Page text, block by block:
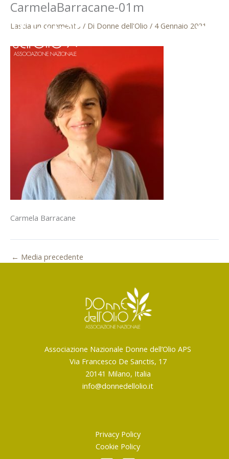
contenuto
CarmelaBarracane-01m
Lascia un commento / Di Donne dell'Olio / 4 Gennaio 2021
Carmela Barracane
← Media precedente
Associazione Nazionale Donne dell’Olio APS
Via Francesco De Sanctis, 17
20141 Milano, Italia
info@donnedellolio.it
Privacy Policy
Cookie Policy